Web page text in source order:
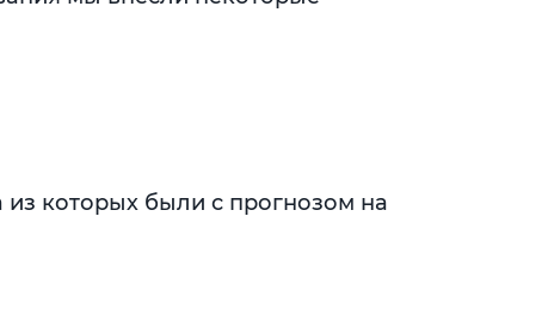
из которых были с прогнозом на